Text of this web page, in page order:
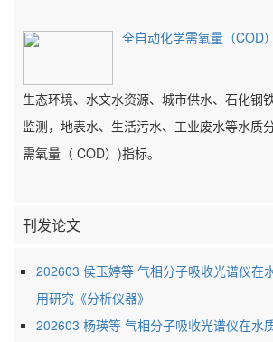
全自动化学需氧量（COD
生态环境、水文水资源、城市供水、石化钢
监测，地表水、生活污水、工业废水等水质
需氧量（ COD）)指标。
刊发论文
202603 侯玉婷等 气相分子吸收光谱仪在
用研究《分析仪器》
202603 杨瑛等 气相分子吸收光谱仪在水